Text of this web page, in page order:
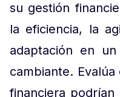
su gestión
la eficiencia, la
adaptación en
cambiante.
financiera